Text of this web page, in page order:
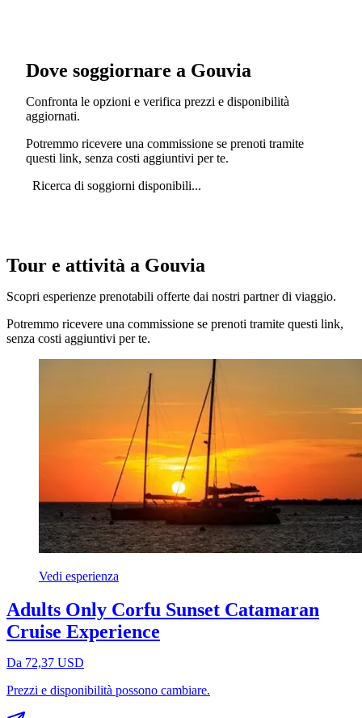
Dove soggiornare a Gouvia
Confronta le opzioni e verifica prezzi e disponibilità
aggiornati.
Potremmo ricevere una commissione se prenoti tramite
questi link, senza costi aggiuntivi per te.
Ricerca di soggiorni disponibili...
Tour e attività a Gouvia
Scopri esperienze prenotabili offerte dai nostri partner di viaggio.
Potremmo ricevere una commissione se prenoti tramite questi link,
senza costi aggiuntivi per te.
Vedi esperienza
Adults Only Corfu Sunset Catamaran
Cruise Experience
Da 72,37 USD
Prezzi e disponibilità possono cambiare.